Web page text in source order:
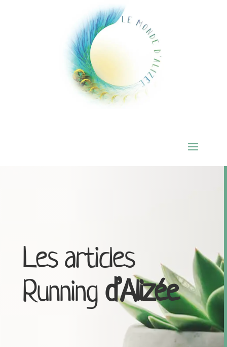
Les articles
Running d’Alizée